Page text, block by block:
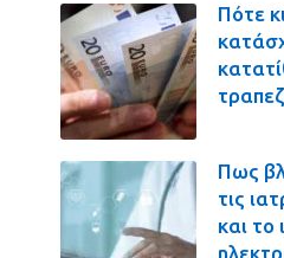
Πότε
Πως
τις
και το